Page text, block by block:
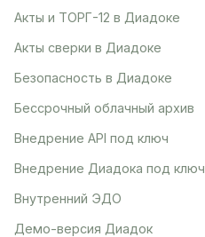
Акты и ТОРГ-12 в Диадоке
Акты сверки в Диадоке
Безопасность в Диадоке
Бессрочный облачный архив
Внедрение API под ключ
Внедрение Диадока под ключ
Внутренний ЭДО
Демо-версия Диадок